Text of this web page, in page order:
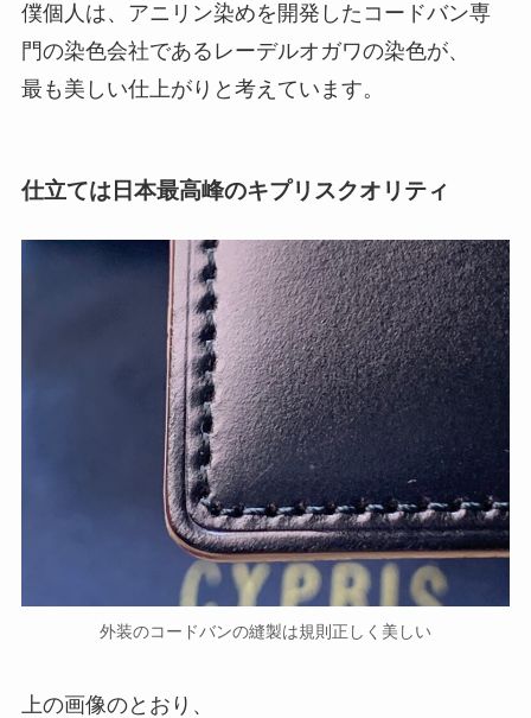
僕個人は、アニリン染めを開発したコードバン専
門の染色会社であるレーデルオガワの染色が、
最も美しい仕上がりと考えています。
仕立ては日本最高峰のキプリスクオリティ
外装のコードバンの縫製は規則正しく美しい
上の画像のとおり、